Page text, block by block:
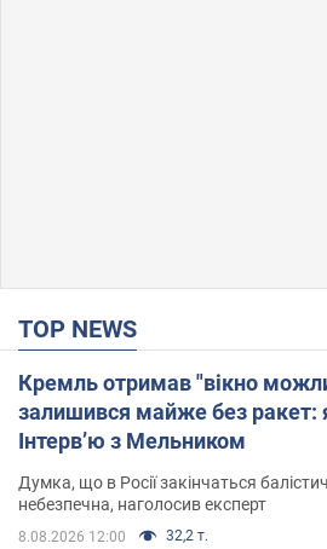
TOP NEWS
Кремль отримав "вікно
залишився майже без ракет:
Інтерв’ю з Мельником
Думка, що в Росії закінчаться
небезпечна, наголосив експерт
8.08.2026 12:00 32,2 т.